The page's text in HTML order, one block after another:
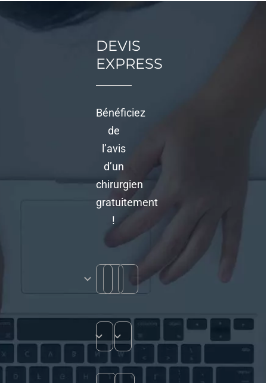
DEVIS
EXPRESS
Bénéficiez
de
l’avis
d’un
chirurgien
gratuitement
!